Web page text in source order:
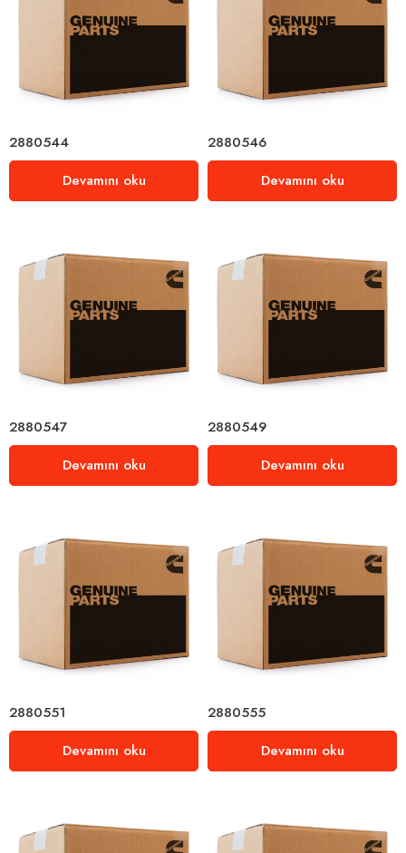
2880544
Devamını oku
2880546
Devamını oku
2880547
Devamını oku
2880549
Devamını oku
2880551
Devamını oku
2880555
Devamını oku